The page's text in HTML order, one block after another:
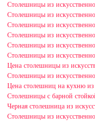
Столешницы из
Столешницы из
Столешницы из
Столешницы из
Столешницы из
Столешницы из
Цена столешницы из
Столешницы из
Цена столешниц на кухню из
Столешницы с барной
Черная столешница из
Столешницы из